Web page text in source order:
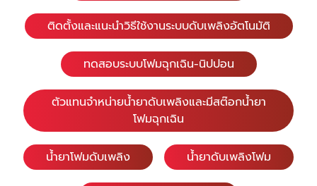
ติดตั้งและแนะนำวิธีใช้งานระบบดับเพลิงอัตโนมัติ
ทดสอบระบบโฟมฉุกเฉิน-นิปปอน
ตัวแทนจำหน่ายน้ำยาดับเพลิงและมีสต๊อกน้ำยา
โฟมฉุกเฉิน
น้ำยาโฟมดับเพลิง น้ำยาดับเพลิงโฟม